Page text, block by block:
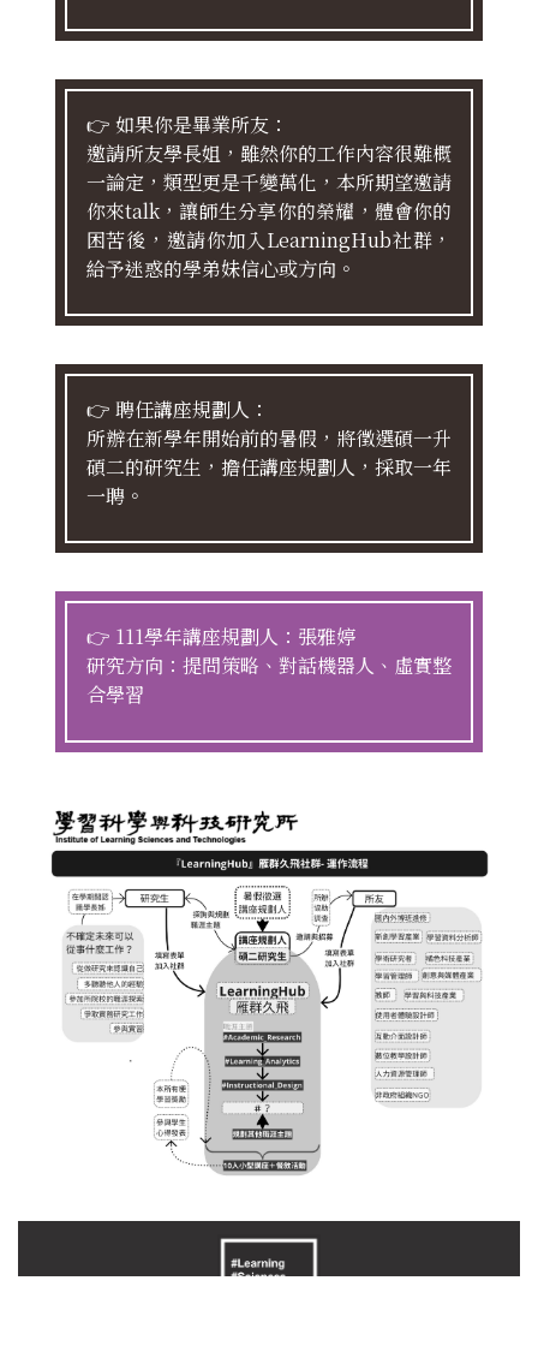
👉 如果你是畢業所友：
邀請所友學長姐，雖然你的工作內容很難概
一論定，類型更是千變萬化，本所期望邀請
你來talk，讓師生分享你的榮耀，體會你的
困苦後，邀請你加入LearningHub社群，
給予迷惑的學弟妹信心或方向。
👉 聘任講座規劃人：
所辦在新學年開始前的暑假，將徵選碩一升
碩二的研究生，擔任講座規劃人，採取一年
一聘。
👉 111學年講座規劃人： 張雅婷
研究方向：提問策略、對話機器人、虛實整
合學習
預覽流程圖